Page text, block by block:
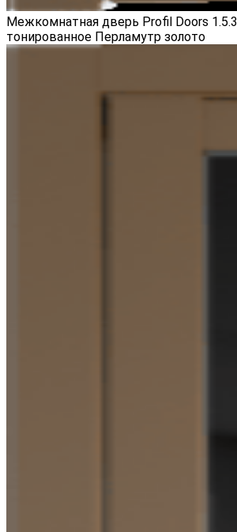
Межкомнатная дверь Profil Doors
тонированное Перламутр золото